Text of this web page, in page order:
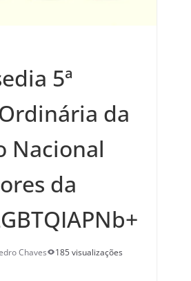
5ª
da
Nacional
da
Chaves
185 visualizações